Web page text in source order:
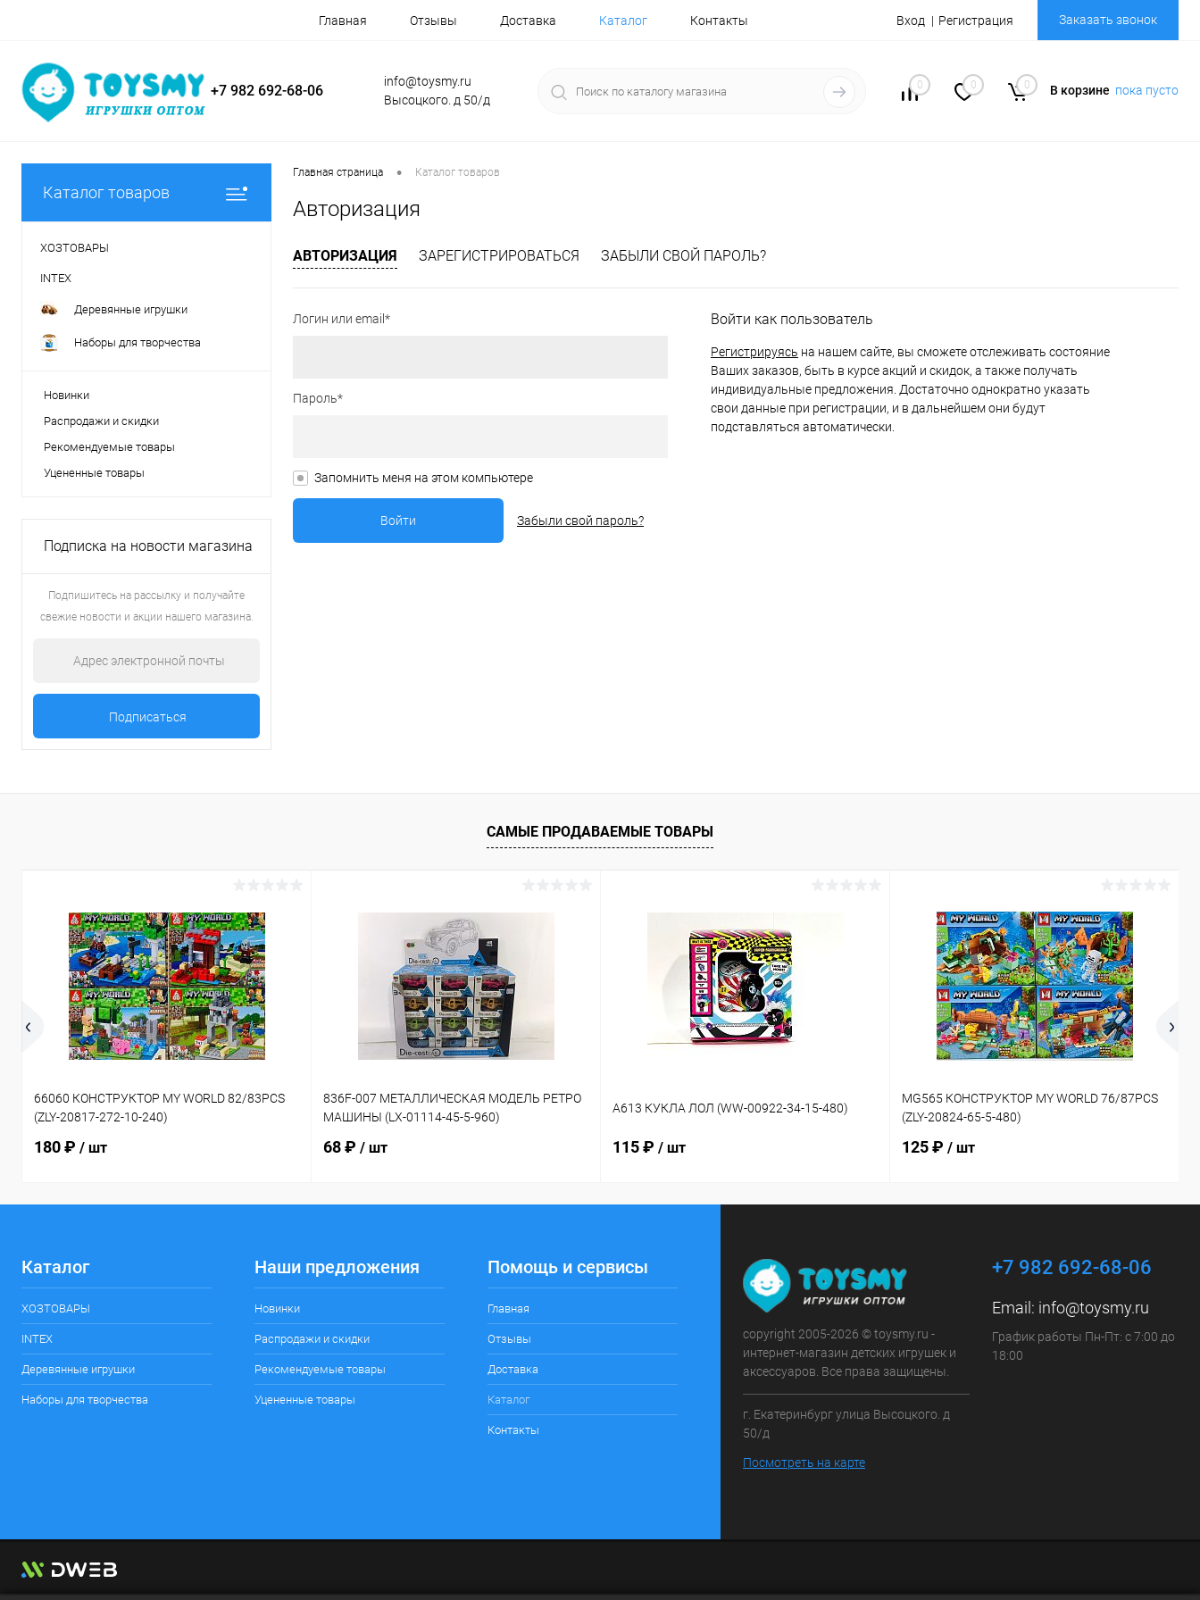
Главная Отзывы Доставка Каталог Контакты Вход Регистрация Заказать звонок
+7 982 692-68-06
info@toysmy.ru
Высоцкого. д 50/д
0 0 0 В корзине пока пусто
Каталог товаров
ХОЗТОВАРЫ
INTEX
Деревянные игрушки
Наборы для творчества
Новинки
Распродажи и скидки
Рекомендуемые товары
Уцененные товары
Подписка на новости магазина
Подпишитесь на рассылку и получайте
свежие новости и акции нашего магазина.
Главная страница • Каталог товаров
Авторизация
АВТОРИЗАЦИЯ ЗАРЕГИСТРИРОВАТЬСЯ ЗАБЫЛИ СВОЙ ПАРОЛЬ?
Логин или email*
Пароль*
Запомнить меня на этом компьютере
Забыли свой пароль?
Войти как пользователь
Регистрируясь на нашем сайте, вы сможете отслеживать состояние
Ваших заказов, быть в курсе акций и скидок, а также получать
индивидуальные предложения. Достаточно однократно указать
свои данные при регистрации, и в дальнейшем они будут
подставляться автоматически.
САМЫЕ ПРОДАВАЕМЫЕ ТОВАРЫ
66060 КОНСТРУКТОР MY WORLD 82/83PCS
(ZLY-20817-272-10-240)
180 ₽ / шт
836F-007 МЕТАЛЛИЧЕСКАЯ МОДЕЛЬ РЕТРО
МАШИНЫ (LX-01114-45-5-960)
68 ₽ / шт
A613 КУКЛА ЛОЛ (WW-00922-34-15-480)
115 ₽ / шт
MG565 КОНСТРУКТОР MY WORLD 76/87PCS
(ZLY-20824-65-5-480)
125 ₽ / шт
Каталог
ХОЗТОВАРЫ
INTEX
Деревянные игрушки
Наборы для творчества
Наши предложения
Новинки
Распродажи и скидки
Рекомендуемые товары
Уцененные товары
Помощь и сервисы
Главная
Отзывы
Доставка
Каталог
Контакты
copyright 2005-2026 © toysmy.ru -
интернет-магазин детских игрушек и
аксессуаров. Все права защищены.
г. Екатеринбург улица Высоцкого. д
50/д
Посмотреть на карте
+7 982 692-68-06
Email: info@toysmy.ru
График работы Пн-Пт: с 7:00 до
18:00